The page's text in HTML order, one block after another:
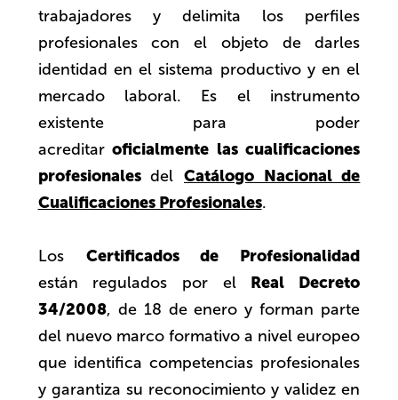
trabajadores y delimita los perfiles
profesionales con el objeto de darles
identidad en el sistema productivo y en el
mercado laboral. Es el instrumento
existente para poder
acreditaroficialmente las cualificaciones
profesionalesdel Catálogo Nacional de
Cualificaciones Profesionales.
Los Certificados de Profesionalidad
están regulados por el Real Decreto
34/2008, de 18 de enero y forman parte
del nuevo marco formativo a nivel europeo
que identifica competencias profesionales
y garantiza su reconocimiento y validez en